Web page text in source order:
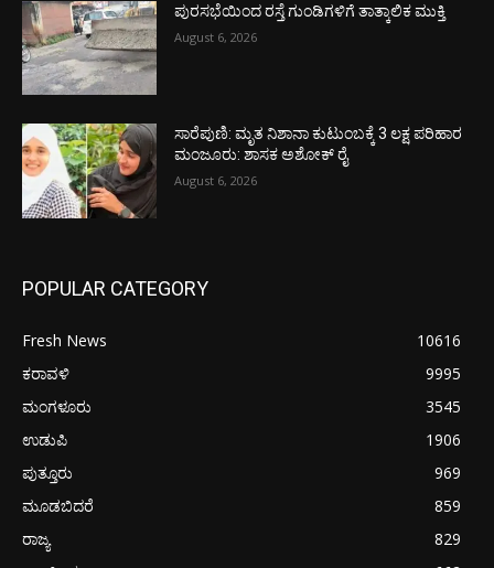
ಪುರಸಭೆಯಿಂದ ರಸ್ತೆ ಗುಂಡಿಗಳಿಗೆ ತಾತ್ಕಾಲಿಕ ಮುಕ್ತಿ
August 6, 2026
ಸಾರೆಪುಣಿ: ಮೃತ ನಿಶಾನಾ ಕುಟುಂಬಕ್ಕೆ 3 ಲಕ್ಷ ಪರಿಹಾರ
ಮಂಜೂರು: ಶಾಸಕ ಅಶೋಕ್ ರೈ
August 6, 2026
POPULAR CATEGORY
Fresh News
10616
ಕರಾವಳಿ
9995
ಮಂಗಳೂರು
3545
ಉಡುಪಿ
1906
ಪುತ್ತೂರು
969
ಮೂಡಬಿದರೆ
859
ರಾಜ್ಯ
829